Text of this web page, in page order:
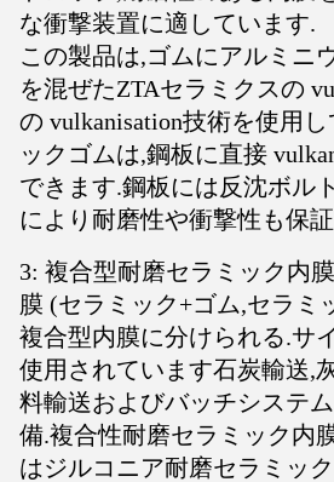
な衝撃装置に適しています.
この製品は,ゴムにアルミニ
を混ぜたZTAセラミクスの
の vulkanisation技術を使用し
ックゴムは,鋼板に直接
できます.鋼板には反沈ボル
により耐磨性や衝撃性も保
3: 複合型耐磨セラミック内
膜 (セラミック+ゴム,セラミ
複合型内膜に分けられる.サ
使用されています石炭輸送,
料輸送およびバッチシステ
備.複合性耐磨セラミック内
はジルコニア耐磨セラミッ